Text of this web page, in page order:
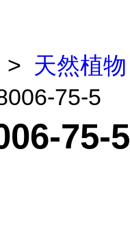
> 天然植物
75-5
75-5